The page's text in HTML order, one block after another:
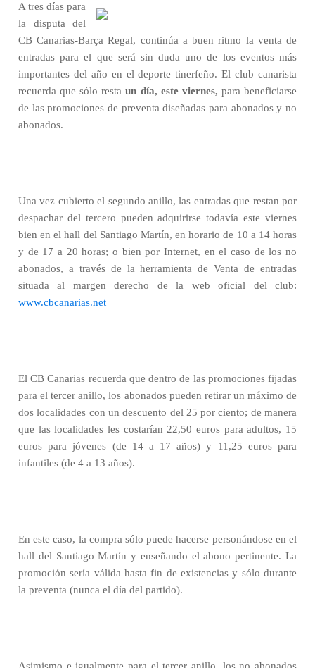
A tres días para
la disputa del
CB Canarias-Barça Regal, continúa a buen ritmo la venta de
entradas para el que será sin duda uno de los eventos más
importantes del año en el deporte tinerfeño. El club canarista
recuerda que sólo restaun día, este viernes, para beneficiarse
de las promociones de preventa diseñadas para abonados y no
abonados.
Una vez cubierto el segundo anillo, las entradas que restan por
despachar del tercero pueden adquirirse todavía este viernes
bien en el hall del Santiago Martín, en horario de 10 a 14 horas
y de 17 a 20 horas; o bien por Internet, en el caso de los no
abonados, a través de la herramienta de Venta de entradas
situada al margen derecho de la web oficial del club:
www.cbcanarias.net
El CB Canarias recuerda que dentro de las promociones fijadas
para el tercer anillo, los abonados pueden retirar un máximo de
dos localidades con un descuento del 25 por ciento; de manera
que las localidades les costarían 22,50 euros para adultos, 15
euros para jóvenes (de 14 a 17 años) y 11,25 euros para
infantiles (de 4 a 13 años).
En este caso, la compra sólo puede hacerse personándose en el
hall del Santiago Martín y enseñando el abono pertinente. La
promoción sería válida hasta fin de existencias y sólo durante
la preventa (nunca el día del partido).